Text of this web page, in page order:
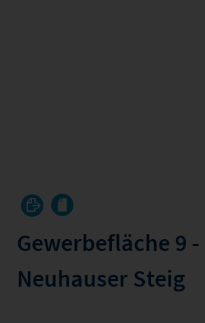
Gewerbefläche 9 -
Neuhauser Steig